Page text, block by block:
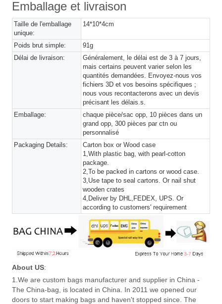
Emballage et livraison
Taille de l'emballage
unique:
14*10*4cm
Poids brut simple:
91g
Délai de livraison:
Généralement, le délai est de 3 à 7 jours,
mais certains peuvent varier selon les
quantités demandées. Envoyez-nous vos
fichiers 3D et vos besoins spécifiques ;
nous vous recontacterons avec un devis
précisant les délais.s.
Emballage:
chaque pièce/sac opp, 10 pièces dans un
grand opp, 300 pièces par ctn ou
personnalisé
Packaging Details:
Carton box or Wood case
1,With plastic bag, with pearl-cotton
package.
2,To be packed in cartons or wood case.
3,Use tape to seal cartons. Or nail shut
wooden crates
4,Deliver by DHL,FEDEX, UPS. Or
according to customers' requirement
About US:
1.We are custom bags manufacturer and supplier in China -
The China-bag, is located in China. In 2011 we opened our
doors to start making bags and haven't stopped since. The